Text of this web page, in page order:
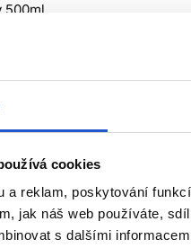
cookies
a reklam, poskytování
jak náš web používáte,
s dalšími
500ml